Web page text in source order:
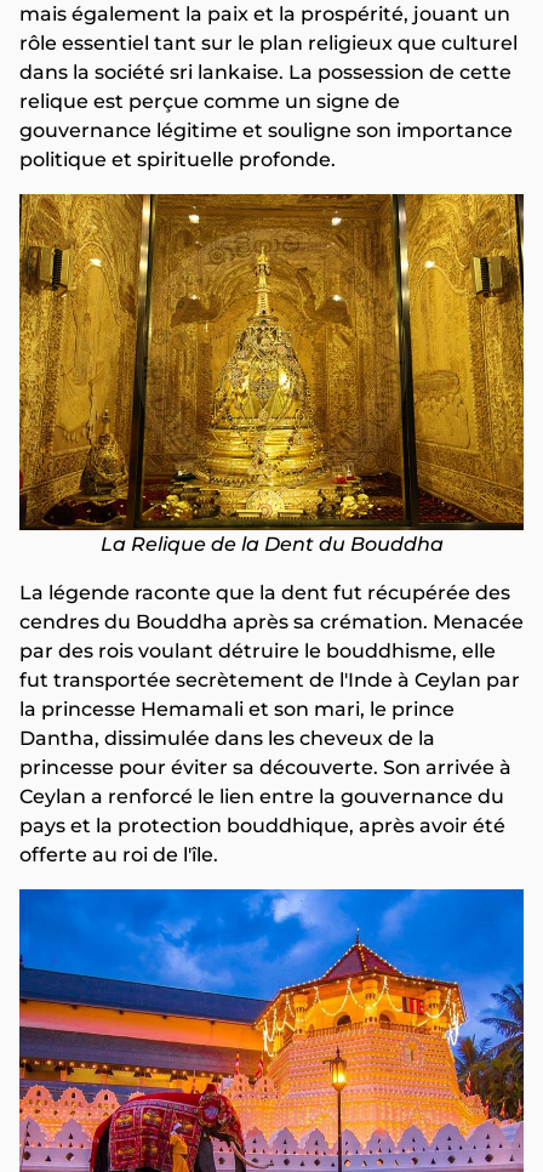
mais également la paix et la prospérité, jouant un
rôle essentiel tant sur le plan religieux que culturel
dans la société sri lankaise. La possession de cette
relique est perçue comme un signe de
gouvernance légitime et souligne son importance
politique et spirituelle profonde.
La Relique de la Dent du Bouddha
La légende raconte que la dent fut récupérée des
cendres du Bouddha après sa crémation. Menacée
par des rois voulant détruire le bouddhisme, elle
fut transportée secrètement de l'Inde à Ceylan par
la princesse Hemamali et son mari, le prince
Dantha, dissimulée dans les cheveux de la
princesse pour éviter sa découverte. Son arrivée à
Ceylan a renforcé le lien entre la gouvernance du
pays et la protection bouddhique, après avoir été
offerte au roi de l'île.